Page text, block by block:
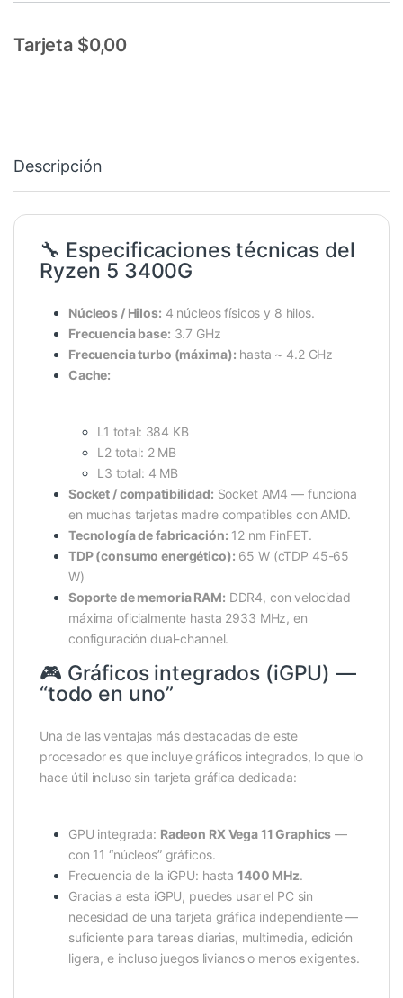
Tarjeta $0,00
Descripción
🔧 Especificaciones técnicas del
Ryzen 5 3400G
Núcleos / Hilos: 4 núcleos físicos y 8 hilos.
Frecuencia base: 3.7 GHz
Frecuencia turbo (máxima): hasta ~ 4.2 GHz
Cache:
L1 total: 384 KB
L2 total: 2 MB
L3 total: 4 MB
Socket / compatibilidad: Socket AM4 — funciona
en muchas tarjetas madre compatibles con AMD.
Tecnología de fabricación: 12 nm FinFET.
TDP (consumo energético): 65 W (cTDP 45-65
W)
Soporte de memoria RAM: DDR4, con velocidad
máxima oficialmente hasta 2933 MHz, en
configuración dual-channel.
🎮 Gráficos integrados (iGPU) —
“todo en uno”
Una de las ventajas más destacadas de este
procesador es que incluye gráficos integrados, lo que lo
hace útil incluso sin tarjeta gráfica dedicada:
GPU integrada: Radeon RX Vega 11 Graphics —
con 11 “núcleos” gráficos.
Frecuencia de la iGPU: hasta 1400 MHz.
Gracias a esta iGPU, puedes usar el PC sin
necesidad de una tarjeta gráfica independiente —
suficiente para tareas diarias, multimedia, edición
ligera, e incluso juegos livianos o menos exigentes.